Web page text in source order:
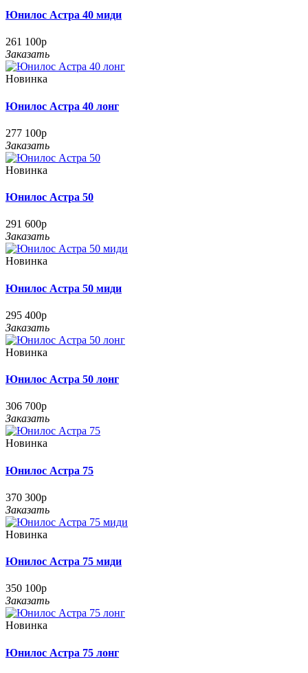
Юнилос Астра 40 миди
261 100р
Заказать
Новинка
Юнилос Астра 40 лонг
277 100р
Заказать
Новинка
Юнилос Астра 50
291 600р
Заказать
Новинка
Юнилос Астра 50 миди
295 400р
Заказать
Новинка
Юнилос Астра 50 лонг
306 700р
Заказать
Новинка
Юнилос Астра 75
370 300р
Заказать
Новинка
Юнилос Астра 75 миди
350 100р
Заказать
Новинка
Юнилос Астра 75 лонг